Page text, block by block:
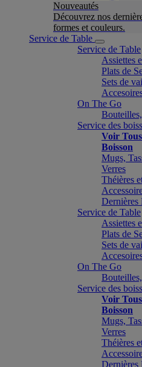
Nouveautés
Découvrez nos
formes et couleurs.
Service de Table
Service de Table
Assiettes
Plats de
Sets de
On The Go
Service des
Voir
Boisson
Mugs,
Verres
Théières
Dernières
Service de Table
Assiettes
Plats de
Sets de
On The Go
Service des
Voir
Boisson
Mugs,
Verres
Théières
Dernières